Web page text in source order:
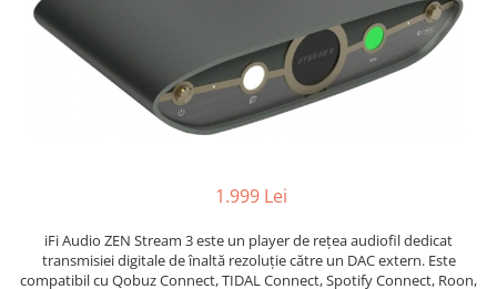
1.999 Lei
iFi Audio ZEN Stream 3 este un player de rețea audiofil dedicat
transmisiei digitale de înaltă rezoluție către un DAC extern. Este
compatibil cu Qobuz Connect, TIDAL Connect, Spotify Connect, Roon,